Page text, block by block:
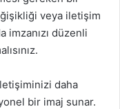
veya iletişim
düzenli
daha
bir imaj sunar.